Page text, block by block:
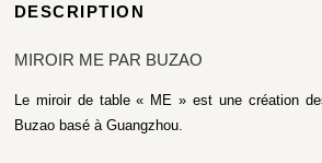
DESCRIPTION
MIROIR ME PAR BUZAO
Le miroir de table « ME » est une création
Buzao basé à Guangzhou.